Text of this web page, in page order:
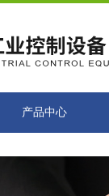
产品中心